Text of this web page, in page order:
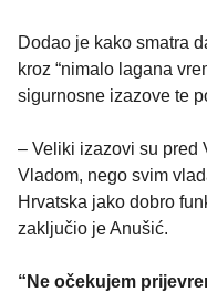
Dodao je kako smatra
kroz “nimalo lagana
sigurnosne izazove te
– Veliki izazovi su pred
Vladom, nego svim
Hrvatska jako dobro
zaključio je Anušić.
“Ne očekujem